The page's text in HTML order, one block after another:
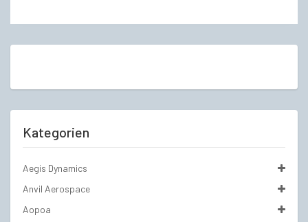
Kategorien
Aegis Dynamics
Anvil Aerospace
Aopoa